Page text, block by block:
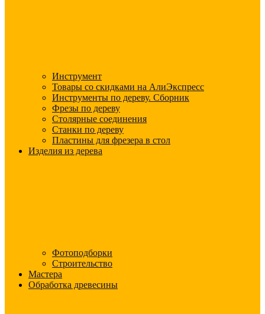
Инструмент
Товары со скидками на АлиЭкспресс
Инструменты по дереву. Сборник
Фрезы по дереву
Столярные соединения
Станки по дереву
Пластины для фрезера в стол
Изделия из дерева
Фотоподборки
Строительство
Мастера
Обработка древесины